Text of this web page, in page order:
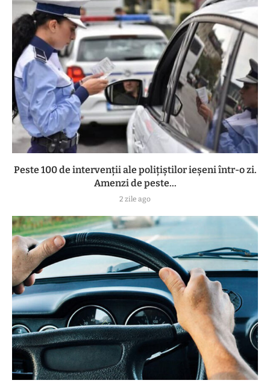
Peste 100 de intervenții ale polițiștilor ieșeni într-o zi.
Amenzi de peste...
2 zile ago